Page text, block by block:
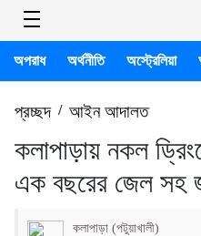
অপরাধ অর্থনীতি অস্ট্রেলিয়া
প্রচ্ছদ/ আইন আদালত
কলাপাড়ায় নকল
এক বছরের জেল সহ
কলাপাড়া (পটুয়াখালী)